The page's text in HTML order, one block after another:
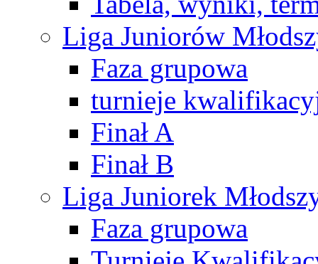
Liga Juniorów
Faza grupowa
turnieje
Finał A
Finał B
Liga Juniorek
Faza grupowa